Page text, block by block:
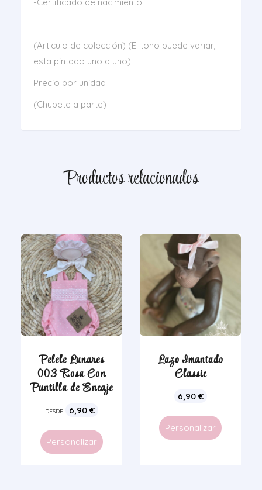
(Articulo de colección) (El tono puede variar,
esta pintado uno a uno)
Precio por unidad
(Chupete a parte)
Productos relacionados
Pelele Lunares
003 Rosa Con
Puntilla de Encaje
DESDE 6,90 €
Personalizar
Lazo Imantado
Classic
6,90 €
Personalizar